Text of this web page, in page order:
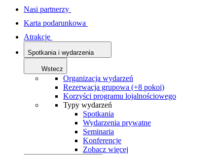
Nasi partnerzy
Karta podarunkowa
Atrakcje
Spotkania i wydarzenia
Wstecz
Organizacja wydarzeń
Rezerwacja grupowa (+8 pokoi)
Korzyści programu lojalnościowego
Typy wydarzeń
Spotkania
Wydarzenia prywatne
Seminaria
Konferencje
Zobacz więcej